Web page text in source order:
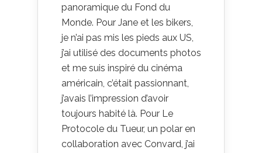
panoramique du Fond du
Monde. Pour Jane et les bikers,
je n’ai pas mis les pieds aux US,
j’ai utilisé des documents photos
et me suis inspiré du cinéma
américain, c’était passionnant,
j’avais l’impression d’avoir
toujours habité là. Pour Le
Protocole du Tueur, un polar en
collaboration avec Convard, j’ai